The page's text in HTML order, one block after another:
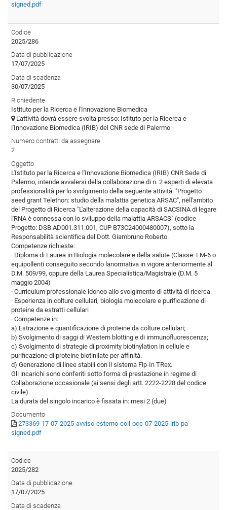
signed.pdf
Codice
2025/286
Data di pubblicazione
17/07/2025
Data di scadenza
30/07/2025
Richiedente
Istituto per la Ricerca e l'Innovazione Biomedica
L'attività dovrà essere svolta presso: Istituto per la Ricerca e
l'Innovazione Biomedica (IRIB) del CNR sede di Palermo
Numero contratti da assegnare
2
Oggetto
L'Istituto per la Ricerca e l'Innovazione Biomedica (IRIB) CNR Sede di
Palermo, intende avvalersi della collaborazione di n. 2 esperti di elevata
professionalità per lo svolgimento della seguente attività: "Progetto
seed grant Telethon: studio della malattia genetica ARSAC", nell'ambito
del Progetto di Ricerca "L'alterazione della capacità di SACSINA di legare
l'RNA è connessa con lo sviluppo della malattia ARSACS" (codice
Progetto: DSB.AD001.311.001, CUP B73C24000480007), sotto la
Responsabilità scientifica del Dott. Giambruno Roberto.
Competenze richieste:
· Diploma di Laurea in Biologia molecolare e della salute (Classe: LM-6 o
equipollenti conseguito secondo lanormativa in vigore anteriormente al
D.M. 509/99, oppure della Laurea Specialistica/Magistrale (D.M. 5
maggio 2004)
· Curriculum professionale idoneo allo svolgimento di attività di ricerca
· Esperienza in colture cellulari, biologia molecolare e purificazione di
proteine da estratti cellulari
· Competenze in:
a) Estrazione e quantificazione di proteine da colture cellulari;
b) Svolgimento di saggi di Western blotting e di immunofluorescenza;
c) Svolgimento di strategie di proximity biotinylation in cellule e
purificazione di proteine biotinilate per affinità.
d) Generazione di linee stabili con il sistema Flp-In TRex.
Gli incarichi sono conferiti sotto forma di prestazione in regime di
Collaborazione occasionale (ai sensi degli artt. 2222-2228 del codice
civile).
La durata del singolo incarico è fissata in: mesi 2 (due)
Documento
273369-17-07-2025-avviso-esterno-coll-occ-07-2025-irib-pa-
signed.pdf
Codice
2025/282
Data di pubblicazione
17/07/2025
Data di scadenza